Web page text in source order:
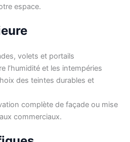
espace.
volets et portails
l’humidité et les intempéries
des teintes durables et
complète de façade ou mise
commerciaux.